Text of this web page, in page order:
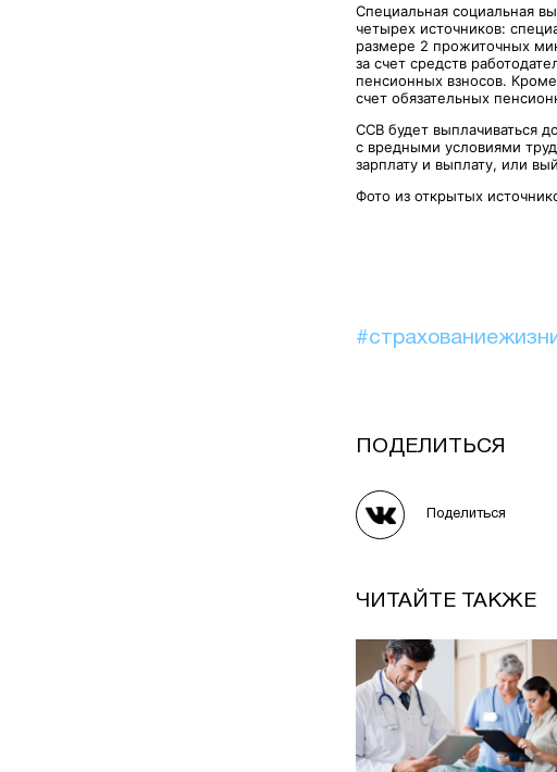
Специальная социальная
четырех источников:
размере 2 прожиточных
за счет средств
пенсионных взносов.
счет обязательных
ССВ будет выплачиваться
с вредными условиями
зарплату и выплату, или
Фото из открытых
ПОДЕЛИТЬСЯ
Поделиться
ЧИТАЙТЕ ТАКЖЕ